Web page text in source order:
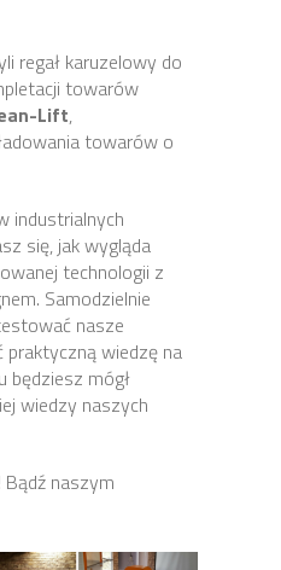
regał karuzelowy do
towarów
Lift,
towarów o
industrialnych
się, jak wygląda
technologii z
Samodzielnie
nasze
wiedzę na
będziesz mógł
wiedzy naszych
naszym